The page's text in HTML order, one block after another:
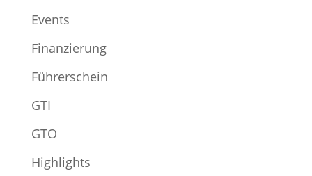
Events
Finanzierung
Führerschein
GTI
GTO
Highlights